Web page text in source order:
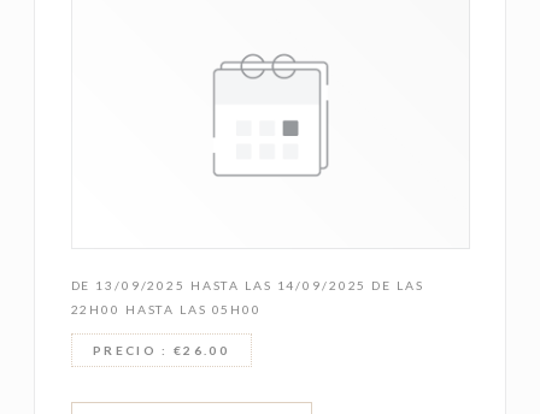
DE 13/09/2025 HASTA LAS 14/09/2025 DE LAS
22H00 HASTA LAS 05H00
PRECIO : €26.00